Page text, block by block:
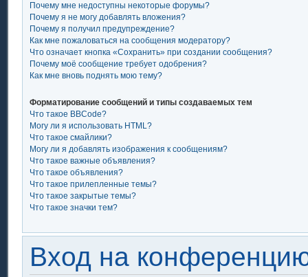
Почему мне недоступны некоторые форумы?
Почему я не могу добавлять вложения?
Почему я получил предупреждение?
Как мне пожаловаться на сообщения модератору?
Что означает кнопка «Сохранить» при создании сообщения?
Почему моё сообщение требует одобрения?
Как мне вновь поднять мою тему?
Форматирование сообщений и типы создаваемых тем
Что такое BBCode?
Могу ли я использовать HTML?
Что такое смайлики?
Могу ли я добавлять изображения к сообщениям?
Что такое важные объявления?
Что такое объявления?
Что такое прилепленные темы?
Что такое закрытые темы?
Что такое значки тем?
Вход на